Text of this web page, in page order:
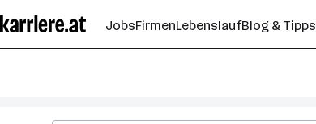
Seiteninhalt
springen
JobsFirmenLebenslaufBlog & Tipps